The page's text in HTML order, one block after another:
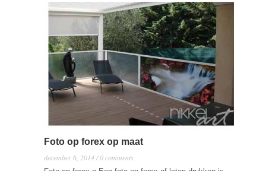
Foto op forex op maat
december 6, 2014 / 0 comments